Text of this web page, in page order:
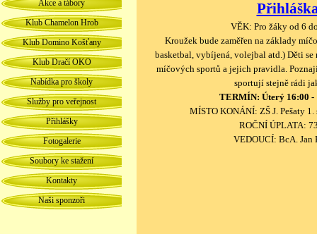
Akce a tábory
Klub Chamelon Hrob
Klub Domino Košťany
Klub Dračí OKO
Nabídka pro školy
Služby pro veřejnost
Přihlášky
Fotogalerie
Soubory ke stažení
Kontakty
Naši sponzoři
VĚK: Pro žáky od 6
Kroužek bude zaměřen na základy
basketbal, vybíjená, volejbal atd.) Děti se
míčových sportů a jejich pravidla.
sportují stejně rádi
TERMÍN: Úterý 16:00 -
MÍSTO KONÁNÍ: ZŠ J. Pešaty
ROČNÍ ÚPLATA:
VEDOUCÍ: BcA. Jan